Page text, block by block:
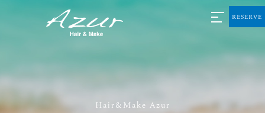
Hair&Make Azur
RESERVE